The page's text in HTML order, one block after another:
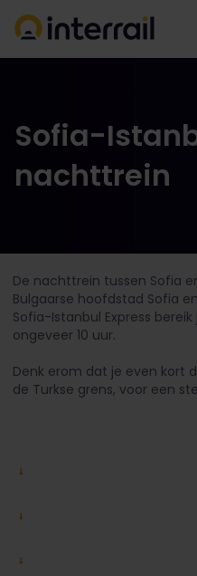
Sofia-
nachttrein
De nachttrein tussen Sofia
Bulgaarse hoofdstad Sofia
Sofia-Istanbul Express
ongeveer 10 uur.
Denk erom dat je even kort
de Turkse grens, voor een